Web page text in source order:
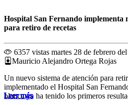
Leer más
Leer más
Leer más
Leer más
Leer más
Hospital San Fernando implementa
para retiro de recetas
6357 vistas martes 28 de febrero
Mauricio Alejandro Ortega Rojas
Un nuevo sistema de atención para
implementado el Hospital San
blanca ya ha tenido los primeros
Leer más
Leer más
Leer más
Leer más
Leer más
Leer más
Leer más